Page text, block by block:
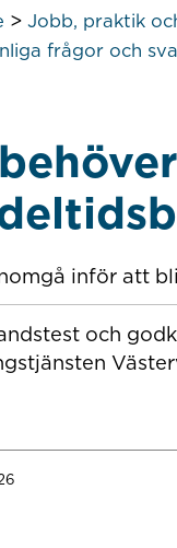
> Jobb, praktik
frågor och
inför att
och